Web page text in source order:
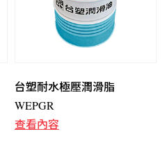
台塑耐水極壓潤滑脂
WEPGR
查看內容